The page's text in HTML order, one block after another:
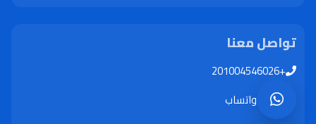
تواصل معنا
+201004546026
واتساب